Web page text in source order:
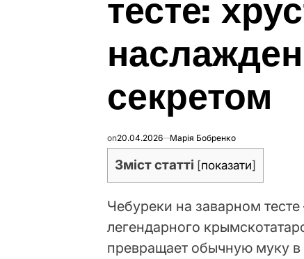
тесте:
секретом
on20.04.2026 Марія Бобренко
Зміст статті [показати]
Чебуреки на заварном
легендарного
превращает обычную муку в